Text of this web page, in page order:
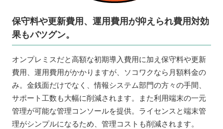
保守料や更新費用、運用費用が抑えられ費用対効
果もバツグン。
オンプレミスだと高額な初期導入費用に加え保守料や更新
費用、運用費用がかかりますが、ソコワクなら月額料金の
み。金銭面だけでなく、情報システム部門の方々の手間、
サポート工数も大幅に削減されます。また利用端末の一元
管理が可能な管理コンソールを提供。ライセンスと端末管
理がシンプルになるため、管理コストも削減されます。